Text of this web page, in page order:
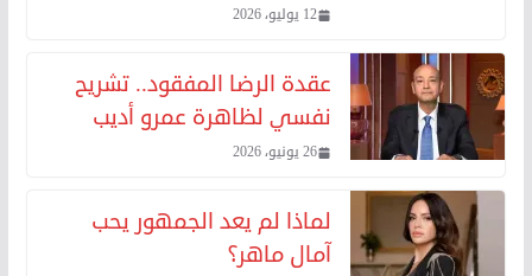
12 يوليو، 2026
عقدة الرضا المفقود.. تشريح
نفسي لظاهرة عمرو أديب
26 يونيو، 2026
لماذا لم يعد الجمهور يحب
آمال ماهر؟